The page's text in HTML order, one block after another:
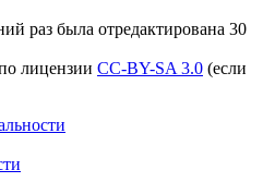
раз была отредактирована 30
лицензии CC-BY-SA 3.0 (если